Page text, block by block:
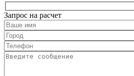
Запрос на расчет